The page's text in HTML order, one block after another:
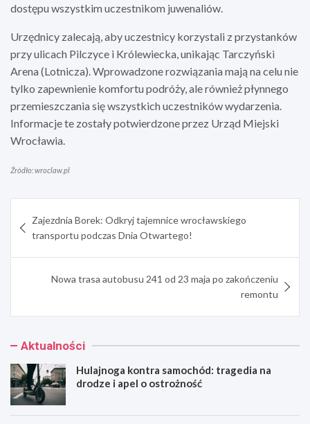
dostępu wszystkim uczestnikom juwenaliów.
Urzędnicy zalecają, aby uczestnicy korzystali z przystanków
przy ulicach Pilczyce i Królewiecka, unikając Tarczyński
Arena (Lotnicza). Wprowadzone rozwiązania mają na celu nie
tylko zapewnienie komfortu podróży, ale również płynnego
przemieszczania się wszystkich uczestników wydarzenia.
Informacje te zostały potwierdzone przez Urząd Miejski
Wrocławia.
Źródło: wroclaw.pl
wpisu
Zajezdnia Borek: Odkryj tajemnice wrocławskiego
transportu podczas Dnia Otwartego!
Nowa trasa autobusu 241 od 23 maja po zakończeniu
remontu
Aktualności
Hulajnoga kontra samochód: tragedia na
drodze i apel o ostrożność